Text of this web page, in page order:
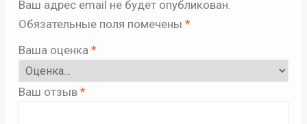
Ваш адрес email не будет опубликован.
Обязательные поля помечены *
Ваша оценка *
Ваш отзыв *